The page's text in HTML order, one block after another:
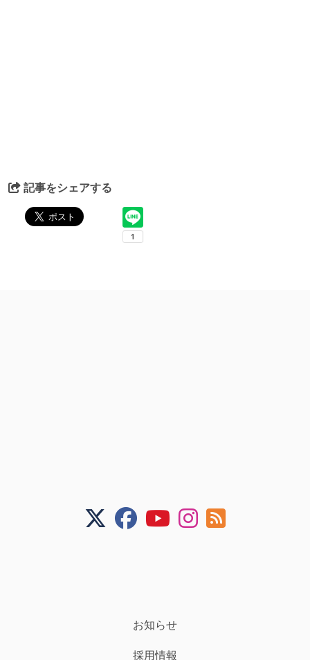
記事をシェアする
お知らせ
採用情報